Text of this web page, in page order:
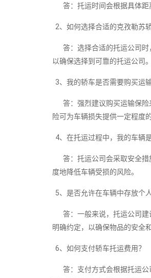
答：托运时间会根据具体距
2、如何选择合适的克孜勒苏
答：选择合适的托运公司时
以确保选择到可靠的托运公司。
3、我的轿车是否需要购买运
答：强烈建议购买运输保险
险可为车辆损失提供一定程度的
4、在托运过程中，我的车辆
答：托运公司会采取安全措
度地降低车辆受损的风险。
5、是否允许在车辆中存放个
答：一般来说，托运公司建
明确约定，以确保物品的安全
6、如何支付轿车托运费用？
答：支付方式会根据托运公